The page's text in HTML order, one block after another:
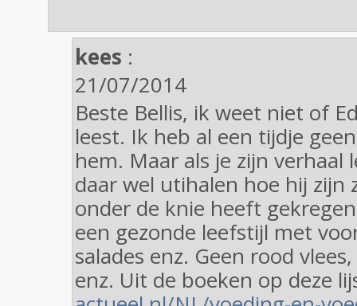
kees :
21/07/2014
Beste Bellis, ik weet niet of
leest. Ik heb al een tijdje
hem. Maar als je zijn verhaal
daar wel utihalen hoe hij zijn
onder de knie heeft
een gezonde leefstijl met
salades enz. Geen rood
enz. Uit de boeken op deze